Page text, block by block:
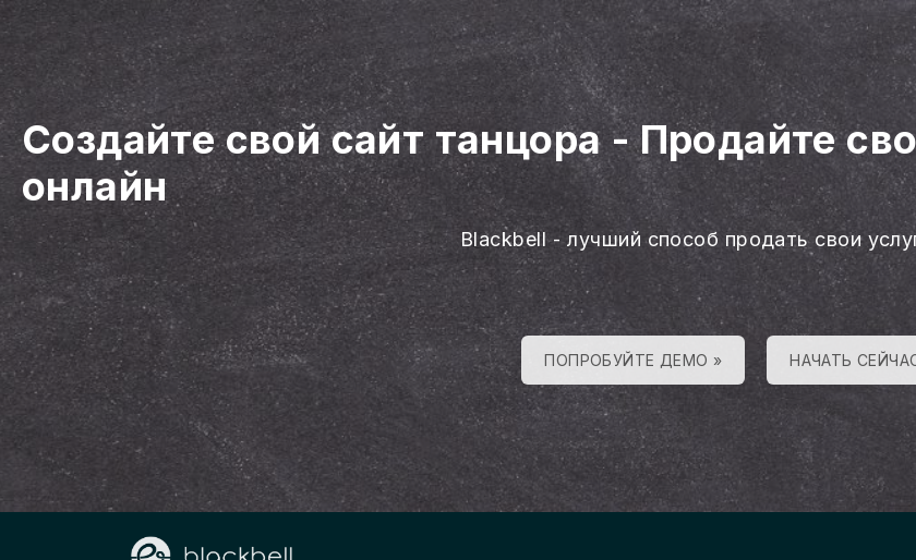
Создайте свой сайт танцора-Продайте
онлайн
Blackbell - лучший способ продать свои
ПОПРОБУЙТЕ ДЕМО » НАЧАТЬ